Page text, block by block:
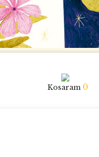
Kosaram 0